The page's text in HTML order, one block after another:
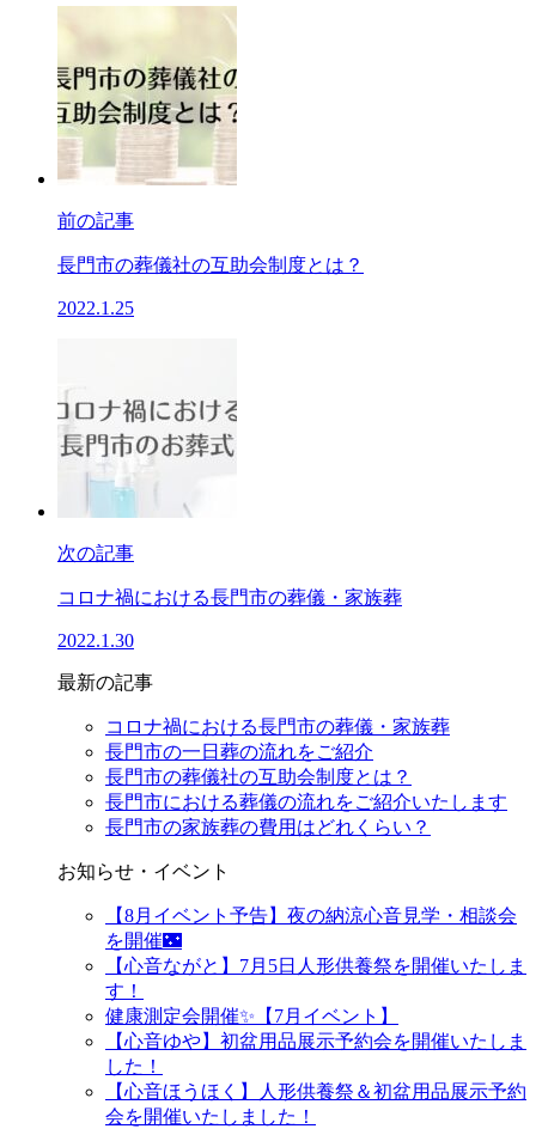
前の記事
長門市の葬儀社の互助会制度とは？
2022.1.25
次の記事
コロナ禍における長門市の葬儀・家族葬
2022.1.30
最新の記事
コロナ禍における長門市の葬儀・家族葬
長門市の一日葬の流れをご紹介
長門市の葬儀社の互助会制度とは？
長門市における葬儀の流れをご紹介いたします
長門市の家族葬の費用はどれくらい？
お知らせ・イベント
【8月イベント予告】夜の納涼心音見学・相談会
を開催🌃
【心音ながと】7月5日人形供養祭を開催いたしま
す！
健康測定会開催✨【7月イベント】
【心音ゆや】初盆用品展示予約会を開催いたしま
した！
【心音ほうほく】人形供養祭＆初盆用品展示予約
会を開催いたしました！